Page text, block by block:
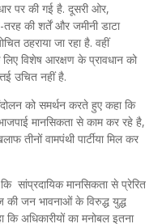
पर की गई है. दूसरी ओर,
तरह की शर्तें और जमीनी डाटा
ठहराया जा रहा है. वहीं
विशेष आरक्षण के प्रावधान को
उचित नहीं है.
को समर्थन करते हुए कहा कि
मानसिकता से काम कर रहे है,
तीनों वामपंथी पार्टीया मिल कर
सांप्रदायिक मानसिकता से प्रेरित
जन भावनाओं के विरुद्ध युद्ध
अधिकारीयों का मनोबल इतना